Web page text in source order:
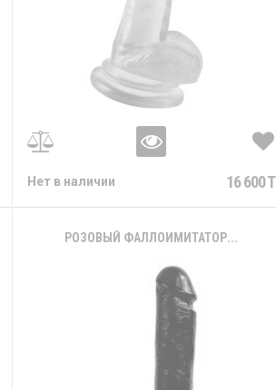
Нет в наличии 16 600 T
РОЗОВЫЙ ФАЛЛОИМИТАТОР...